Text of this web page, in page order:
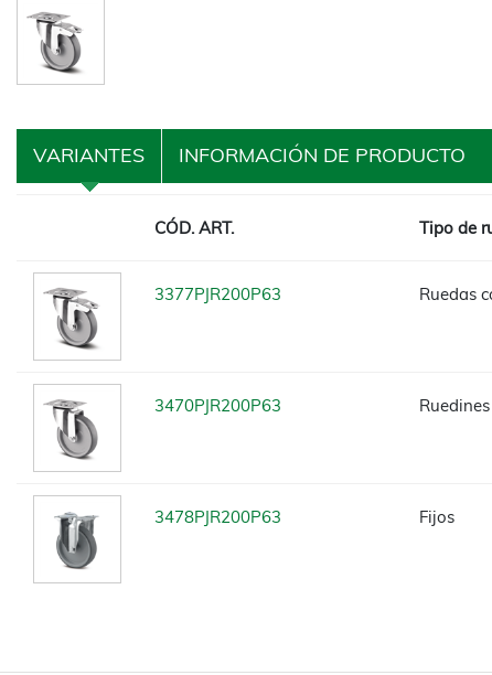
VARIANTES INFORMACIÓN DE PRODUCTO
CÓD. ART. Tipo de
3377PJR200P63 Ruedas
3470PJR200P63
3478PJR200P63 Fijos